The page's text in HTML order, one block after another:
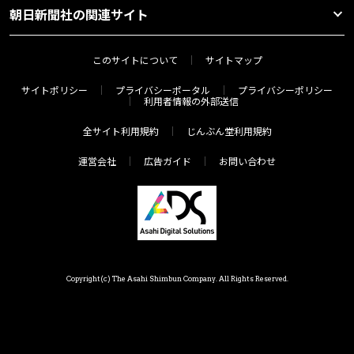
朝日新聞社の関連サイト
このサイトについて サイトマップ
サイトポリシー プライバシーポータル
プライバシーポリシー
利用者情報の外部送信
全サイト利用規約 じんぶん堂利用規約
運営会社 広告ガイド お問い合わせ
Copyright(c) The Asahi Shimbun Company. All Rights Reserved.